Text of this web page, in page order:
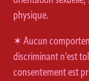
physique.
✶ Aucun
discriminant n’est
consentement est